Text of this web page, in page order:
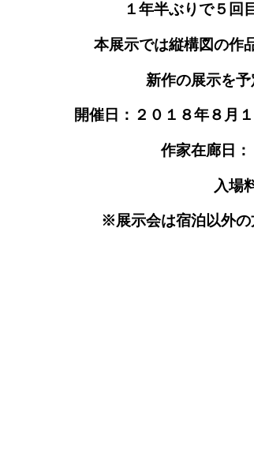
１年半ぶりで５回
本展示では縦構図の作
新作の展示を予
開催日：２０１８年８月
作家在廊日：
入場
※展示会は宿泊以外